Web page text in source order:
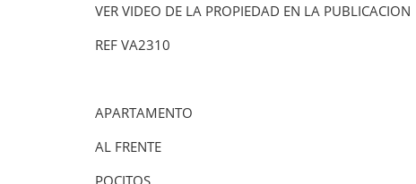
VER VIDEO DE LA PROPIEDAD EN LA PUBLICACION
REF VA2310
APARTAMENTO
AL FRENTE
POCITOS